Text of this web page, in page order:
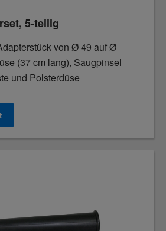
5-teilig
von Ø 49 auf Ø
(37 cm lang), Saugpinsel
und Polsterdüse